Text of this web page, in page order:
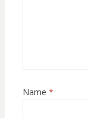
Name *